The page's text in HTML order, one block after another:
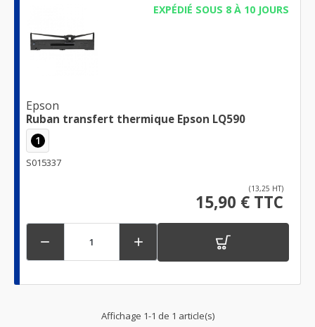
EXPÉDIÉ SOUS 8 À 10 JOURS
Epson
Ruban transfert thermique Epson LQ590
1
S015337
(13,25 HT)
15,90 € TTC
 
Affichage 1-1 de 1 article(s)